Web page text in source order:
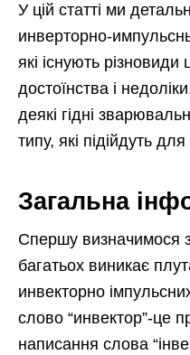
У цій статті ми
инверторно-
які існують різновиди
достоїнства і
деякі гідні
типу, які підійдуть
Загальна
Спершу визначимося
багатьох виникає
инвекторно
слово “инвектор”-це
написання слова